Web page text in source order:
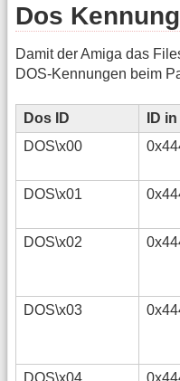
Dos
Damit der Amiga das
DOS-Kennungen beim
Dos ID ID
DOS\x00
DOS\x01
DOS\x02
DOS\x03
DOS\x04